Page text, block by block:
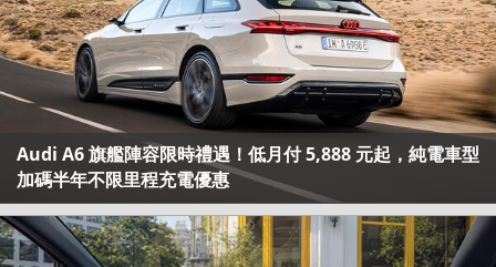
Audi A6 旗艦陣容限時禮遇！低月付 5,888 元起，純電車型
加碼半年不限里程充電優惠